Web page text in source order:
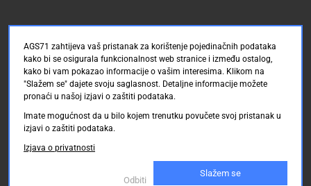
AGS71 zahtijeva vaš pristanak za korištenje pojedinačnih podataka
kako bi se osigurala funkcionalnost web stranice i između ostalog,
kako bi vam pokazao informacije o vašim interesima. Klikom na
"Slažem se" dajete svoju saglasnost. Detaljne informacije možete
pronaći u našoj izjavi o zaštiti podataka.
Imate mogućnost da u bilo kojem trenutku povučete svoj pristanak u
izjavi o zaštiti podataka.
Izjava o privatnosti
Odbiti
Slažem se